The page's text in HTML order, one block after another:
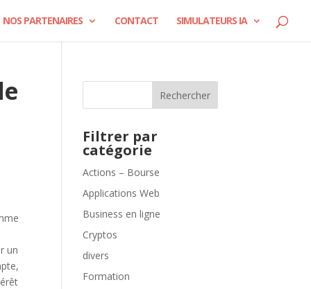
NOS PARTENAIRES CONTACT SIMULATEURS IA
un
Rechercher
Filtrer par
catégorie
Actions – Bourse
Applications Web
Business en ligne
Cryptos
divers
Formation